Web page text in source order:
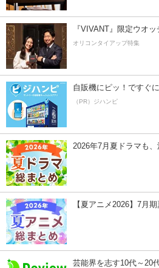
『VIVANT』限定ウオ
オリコンタイアップ特集
自販機にピッ！ですぐ
（PR）ジハンピ
2026年7月夏ドラマも
【夏アニメ2026】7月
芸能界を志す10代～20